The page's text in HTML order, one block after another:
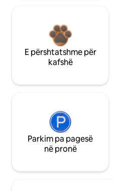
E përshtatshme për
kafshë
Parkim pa pagesë
në pronë